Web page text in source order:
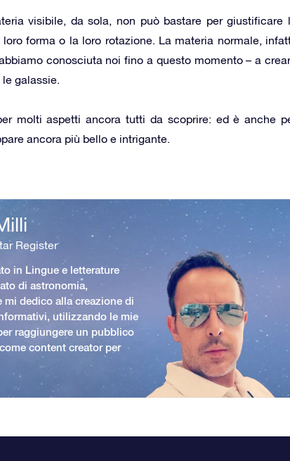
visibile, da sola, non può bastare per giustificare
forma o la loro rotazione. La materia normale,
conosciuta noi fino a questo momento – a
galassie.
molti aspetti ancora tutti da scoprire: ed è anche
ancora più bello e intrigante.
Register
in Lingue e letterature
di astronomia,
dedico alla creazione di
utilizzando le mie
raggiungere un pubblico
content creator per